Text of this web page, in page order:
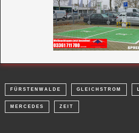
FÜRSTENWALDE GLEICHSTROM
MERCEDES ZEIT